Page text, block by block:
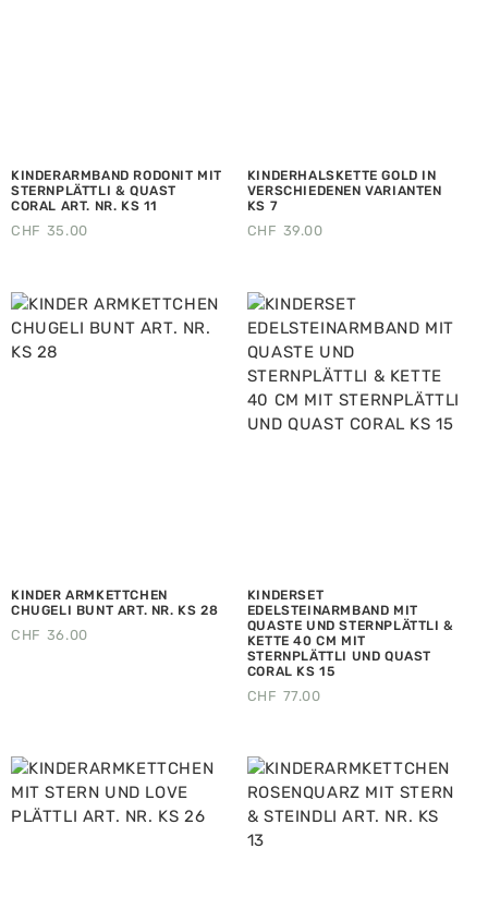
KINDERARMBAND RODONIT MIT
STERNPLÄTTLI & QUAST
CORAL ART. NR. KS 11
CHF 35.00
KINDERHALSKETTE GOLD IN
VERSCHIEDENEN VARIANTEN
KS 7
CHF 39.00
KINDER ARMKETTCHEN
CHUGELI BUNT ART. NR. KS 28
CHF 36.00
KINDERSET
EDELSTEINARMBAND MIT
QUASTE UND STERNPLÄTTLI &
KETTE 40 CM MIT
STERNPLÄTTLI UND QUAST
CORAL KS 15
CHF 77.00